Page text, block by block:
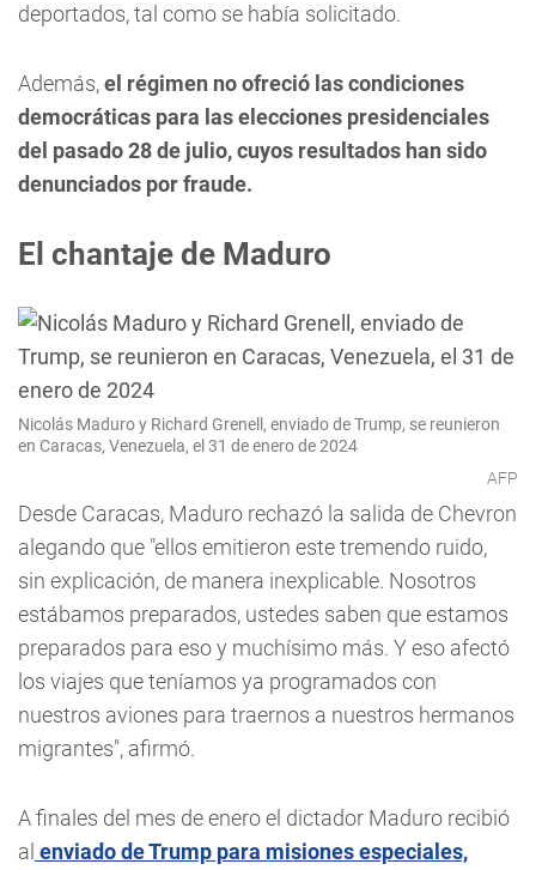
deportados, tal como se había solicitado.
Además,el régimen no ofreció las condiciones
democráticas para las elecciones presidenciales
del pasado 28 de julio, cuyos resultados han sido
denunciados por fraude.
El chantaje de Maduro
Nicolás Maduro y Richard Grenell, enviado de Trump, se reunieron
en Caracas, Venezuela, el 31 de enero de 2024
AFP
Desde Caracas, Maduro rechazó la salida de Chevron
alegando que "ellos emitieron este tremendo ruido,
sin explicación, de manera inexplicable. Nosotros
estábamos preparados, ustedes saben que estamos
preparados para eso y muchísimo más. Y eso afectó
los viajes que teníamos ya programados con
nuestros aviones para traernos a nuestros hermanos
migrantes", afirmó.
A finales del mes de enero el dictador Maduro recibió
al enviado de Trump para misiones especiales,